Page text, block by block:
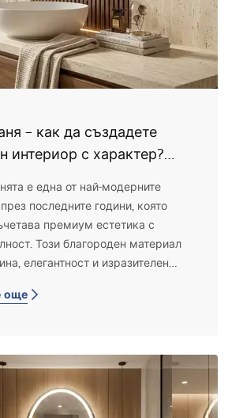
– как да създадете
интериор с характер?
е една от най-модерните
последните години, която
премиум естетика с
Този благороден материал
елегантност и изразителен
универсален, за да се
още